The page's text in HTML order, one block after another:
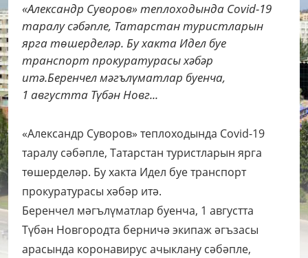
«Александр Суворов» теплоходында Сovid-19
таралу сәбәпле, Татарстан туристларын
ярга төшерделәр. Бу хакта Идел буе
транспорт прокуратурасы хәбәр
итә.Беренчел мәгълүматлар буенча,
1 августта Түбән Новг...
«Александр Суворов» теплоходында Сovid-19
таралу сәбәпле, Татарстан туристларын ярга
төшерделәр. Бу хакта Идел буе транспорт
прокуратурасы хәбәр итә.
Беренчел мәгълүматлар буенча, 1 августта
Түбән Новгородта берничә экипаж әгъзасы
арасында коронавирус ачыклану сәбәпле,